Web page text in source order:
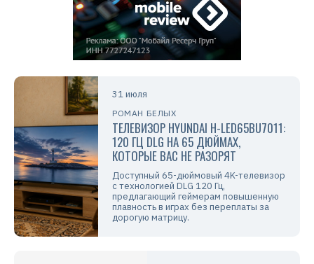
31 июля
РОМАН БЕЛЫХ
ТЕЛЕВИЗОР HYUNDAI H-LED65BU7011:
120 ГЦ DLG НА 65 ДЮЙМАХ,
КОТОРЫЕ ВАС НЕ РАЗОРЯТ
Доступный 65-дюймовый 4K-телевизор
с технологией DLG 120 Гц,
предлагающий геймерам повышенную
плавность в играх без переплаты за
дорогую матрицу.